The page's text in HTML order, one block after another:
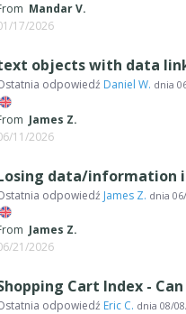
Mandar V.
17/2026
odpowiedź Daniel W. dnia
James Z.
11/2026
odpowiedź James Z. dnia
James Z.
21/2026
odpowiedź Eric C. dnia 08/